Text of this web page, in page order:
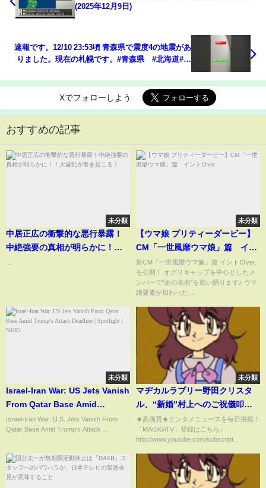
(2025年12月9日)
速報です。12/10 23:53頃 青森県で震度4の地震があ
りました。現在の札幌です。#青森県 #北海道#札
Xでフォローしよう
おすすめの記事
未分類
中居正広の衝撃的な悪行暴露！
中絶強要の真相が明らかに！！
未分類
【ウマ娘 プリティーダービー】
CM「一世風靡ウマ娘」篇 イン
トロver.
新CM「一世風靡ウマ娘」篇 イントロver.
を公開！ オグリキャップを中心としたメ
ンバーで“あの名曲”を歌い踊ります♪ ウマ
娘要素が加わった...
未分類
Israel-Iran War: US Jets Vanish
From Qatar Base Amid
Trump's Attack Deadline |
Spotlight | N18G
Israel-Iran War: U.S. Jets Vanish From
Qatar Base Amid Trump's Attack ...
未分類
マヂカルラブリー野田クリスタ
ル、“新婚”村上へのご祝儀叩き
つける 結婚は「忙しくなくな
ったら」
★高画質★エンタメニュースを毎日掲載！
「MAiDiGiTV」登録はこちら↓
http://www.youtube.com/subscript...